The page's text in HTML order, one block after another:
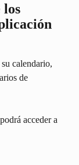
los
calendario,
de
acceder a